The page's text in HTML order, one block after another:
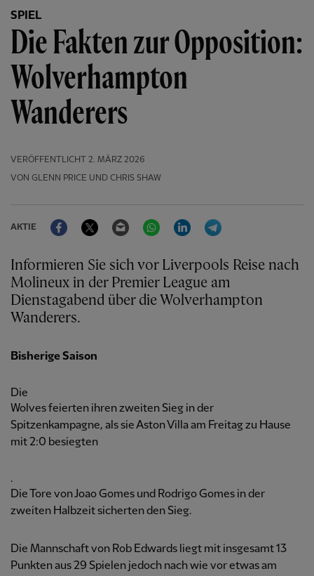
SPIEL
Die Fakten zur Opposition:
Wolverhampton
Wanderers
VERÖFFENTLICHT
2. MÄRZ 2026
VON GLENN PRICE UND CHRIS SHAW
AKTIE
FacebookTwitter Email WhatsAppLinkedIn
Informieren Sie sich vor Liverpools Reise nach
Molineux in der Premier League am
Dienstagabend über die Wolverhampton
Wanderers.
Bisherige Saison
Die
Wolves feierten ihren zweiten Sieg in der
Spitzenkampagne, als sie Aston Villa am Freitag zu Hause
mit 2:0 besiegten
.
Die Tore von Joao Gomes und Rodrigo Gomes in der
zweiten Halbzeit sicherten den Sieg.
Die Mannschaft von Rob Edwards liegt mit insgesamt 13
Punkten aus 29 Spielen jedoch nach wie vor etwas am